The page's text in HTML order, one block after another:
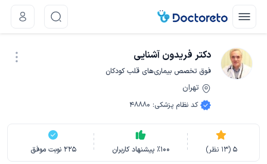
دکتر فریدون آشنایی
فوق تخصص بیماری‌های قلب کودکان
تهران
کد نظام پزشکی:
48880
5
(
13 نظر) ٪100 پیشنهاد کاربران 225 نوبت موفق